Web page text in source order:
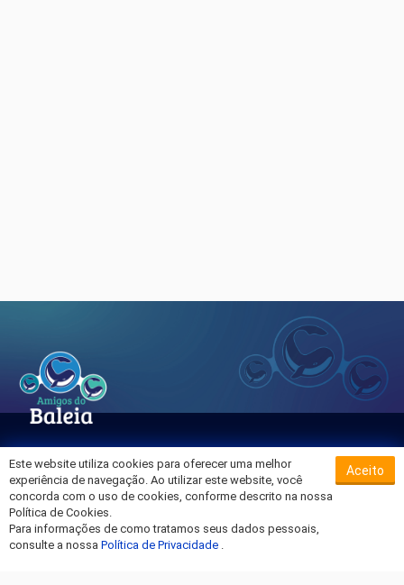
Sobre o Hospital da Baleia
Termos de Uso
Política de Privacidade
Entre em Contato
Este website utiliza cookies para oferecer uma melhor
experiência de navegação. Ao utilizar este website, você
concorda com o uso de cookies, conforme descrito na nossa
Política de Cookies.
Para informações de como tratamos seus dados pessoais,
consulte a nossa Política de Privacidade .
Aceito